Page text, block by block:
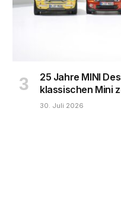
25 Jahre MINI
klassischen Mini
30. Juli 2026